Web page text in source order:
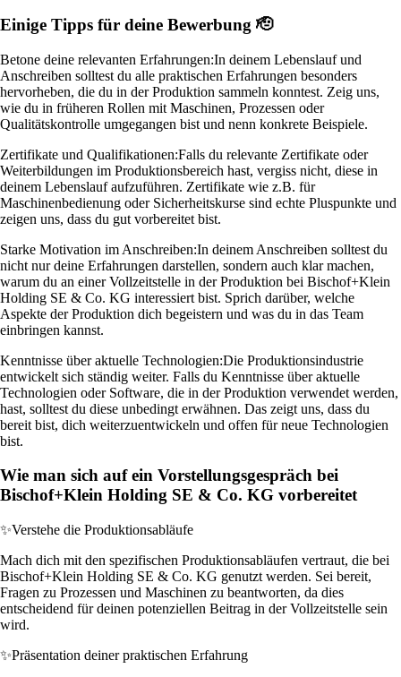
Einige Tipps für deine Bewerbung 🫡
Betone deine relevanten Erfahrungen:In deinem Lebenslauf und
Anschreiben solltest du alle praktischen Erfahrungen besonders
hervorheben, die du in der Produktion sammeln konntest. Zeig uns,
wie du in früheren Rollen mit Maschinen, Prozessen oder
Qualitätskontrolle umgegangen bist und nenn konkrete Beispiele.
Zertifikate und Qualifikationen:Falls du relevante Zertifikate oder
Weiterbildungen im Produktionsbereich hast, vergiss nicht, diese in
deinem Lebenslauf aufzuführen. Zertifikate wie z.B. für
Maschinenbedienung oder Sicherheitskurse sind echte Pluspunkte und
zeigen uns, dass du gut vorbereitet bist.
Starke Motivation im Anschreiben:In deinem Anschreiben solltest du
nicht nur deine Erfahrungen darstellen, sondern auch klar machen,
warum du an einer Vollzeitstelle in der Produktion bei Bischof+Klein
Holding SE & Co. KG interessiert bist. Sprich darüber, welche
Aspekte der Produktion dich begeistern und was du in das Team
einbringen kannst.
Kenntnisse über aktuelle Technologien:Die Produktionsindustrie
entwickelt sich ständig weiter. Falls du Kenntnisse über aktuelle
Technologien oder Software, die in der Produktion verwendet werden,
hast, solltest du diese unbedingt erwähnen. Das zeigt uns, dass du
bereit bist, dich weiterzuentwickeln und offen für neue Technologien
bist.
Wie man sich auf ein Vorstellungsgespräch bei
Bischof+Klein Holding SE & Co. KG vorbereitet
✨Verstehe die Produktionsabläufe
Mach dich mit den spezifischen Produktionsabläufen vertraut, die bei
Bischof+Klein Holding SE & Co. KG genutzt werden. Sei bereit,
Fragen zu Prozessen und Maschinen zu beantworten, da dies
entscheidend für deinen potenziellen Beitrag in der Vollzeitstelle sein
wird.
✨Präsentation deiner praktischen Erfahrung